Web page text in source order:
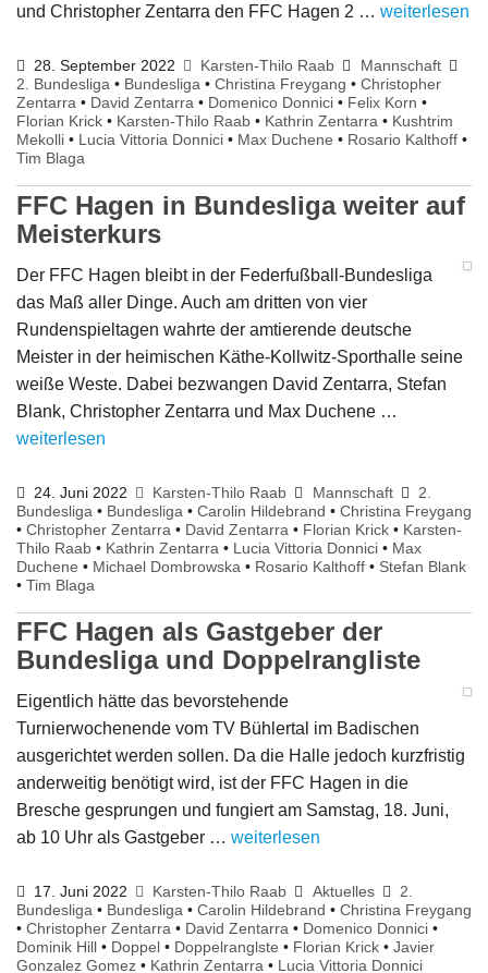
und Christopher Zentarra den FFC Hagen 2 … weiterlesen
28. September 2022 Karsten-Thilo Raab
Mannschaft
2. Bundesliga • Bundesliga • Christina Freygang • Christopher
Zentarra • David Zentarra • Domenico Donnici • Felix Korn •
Florian Krick • Karsten-Thilo Raab • Kathrin Zentarra • Kushtrim
Mekolli • Lucia Vittoria Donnici • Max Duchene • Rosario Kalthoff •
Tim Blaga
FFC Hagen in Bundesliga weiter auf
Meisterkurs
Der FFC Hagen bleibt in der Federfußball-Bundesliga
das Maß aller Dinge. Auch am dritten von vier
Rundenspieltagen wahrte der amtierende deutsche
Meister in der heimischen Käthe-Kollwitz-Sporthalle seine
weiße Weste. Dabei bezwangen David Zentarra, Stefan
Blank, Christopher Zentarra und Max Duchene …
weiterlesen
24. Juni 2022 Karsten-Thilo Raab Mannschaft
2.
Bundesliga • Bundesliga • Carolin Hildebrand • Christina Freygang
• Christopher Zentarra • David Zentarra • Florian Krick • Karsten-
Thilo Raab • Kathrin Zentarra • Lucia Vittoria Donnici • Max
Duchene • Michael Dombrowska • Rosario Kalthoff • Stefan Blank
• Tim Blaga
FFC Hagen als Gastgeber der
Bundesliga und Doppelrangliste
Eigentlich hätte das bevorstehende
Turnierwochenende vom TV Bühlertal im Badischen
ausgerichtet werden sollen. Da die Halle jedoch kurzfristig
anderweitig benötigt wird, ist der FFC Hagen in die
Bresche gesprungen und fungiert am Samstag, 18. Juni,
ab 10 Uhr als Gastgeber … weiterlesen
17. Juni 2022 Karsten-Thilo Raab Aktuelles
2.
Bundesliga • Bundesliga • Carolin Hildebrand • Christina Freygang
• Christopher Zentarra • David Zentarra • Domenico Donnici •
Dominik Hill • Doppel • Doppelranglste • Florian Krick • Javier
Gonzalez Gomez • Kathrin Zentarra • Lucia Vittoria Donnici